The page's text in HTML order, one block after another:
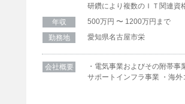
研鑽により複数のＩＴ関連
年収
500万円 〜 1200万円まで
勤務地
愛知県名古屋市栄
会社概要
・電気事業およびその附帯
サポートインフラ事業 ・海